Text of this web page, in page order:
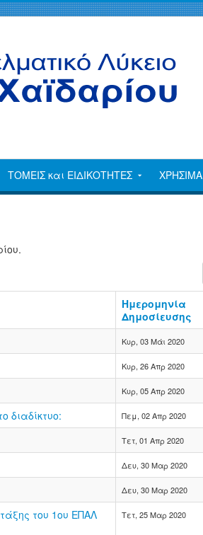
ΤΟΜΕΙΣ και ΕΙΔΙΚΟΤΗΤΕΣ ΧΡΗΣΙΜΑ
Ημερομηνία
Δημοσίευσης
Κυρ, 03 Μάι 2020
Κυρ, 26 Απρ 2020
Κυρ, 05 Απρ 2020
διαδίκτυο: Πεμ, 02 Απρ 2020
Τετ, 01 Απρ 2020
Δευ, 30 Μαρ 2020
Δευ, 30 Μαρ 2020
του 1ου ΕΠΑΛ
Τετ, 25 Μαρ 2020